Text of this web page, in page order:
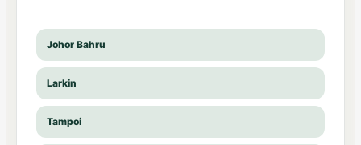
Johor Bahru
Larkin
Tampoi